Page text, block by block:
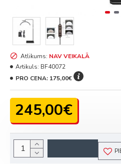
245,00€
Atlikums: NAV VEIKALĀ
Artikuls: BF40072
PRO CENA: 175,00€